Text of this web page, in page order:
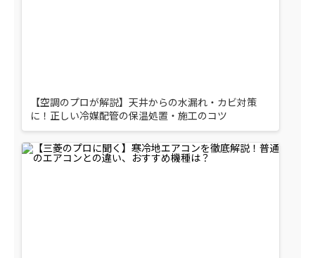
【空調のプロが解説】天井からの水漏れ・カビ対策
に！正しい冷媒配管の保温処置・施工のコツ